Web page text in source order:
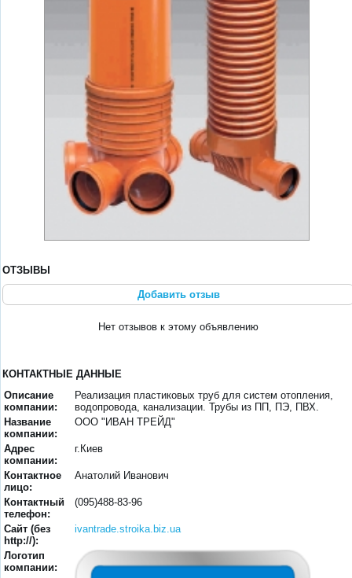
ОТЗЫВЫ
Добавить отзыв
Нет отзывов к этому объявлению
КОНТАКТНЫЕ ДАННЫЕ
Описание
компании:
Реализация пластиковых труб для систем отопления,
водопровода, канализации. Трубы из ПП, ПЭ, ПВХ.
Название
компании:
ООО "ИВАН ТРЕЙД"
Адрес
компании:
г.Киев
Контактное
лицо:
Анатолий Иванович
Контактный
телефон:
(095)488-83-96
Сайт (без
http://):
ivantrade.stroika.biz.ua
Логотип
компании: